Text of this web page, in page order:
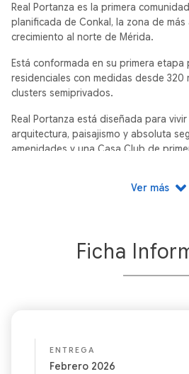
Real Portanza es la primera
planificada de Conkal, la zona de más
crecimiento al norte de Mérida.
Está conformada en su primera etapa
residenciales con medidas desde 320
clusters semiprivados.
Real Portanza está diseñada para
arquitectura, paisajismo y absoluta
amenidades y una Casa Club de
Ver más
Ficha
ENTREGA
Febrero 2026